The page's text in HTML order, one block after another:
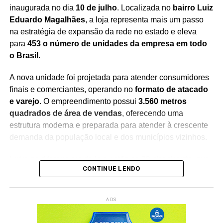
Redação Saiba+
inaugurada no dia 10 de julho. Localizada no bairro Luiz
Eduardo Magalhães, a loja representa mais um passo
na estratégia de expansão da rede no estado e eleva
para 453 o número de unidades da empresa em todo
o Brasil .
A nova unidade foi projetada para atender consumidores
finais e comerciantes, operando no formato de atacado
e varejo. O empreendimento possui 3.560 metros
quadrados de área de vendas, oferecendo uma
estrutura moderna e preparada para atender à crescente
demanda da população local e dos municípios vizinhos.
Entre os diferenciais da loja estão os20 checkouts
garantem maior agilidade no atendimento, além de um
Com a inauguração, a empresa chega à15ª unidade na
CONTINUE LENDO
ADS